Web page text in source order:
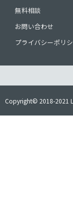
無料相談
お問い合わせ
プライバシーポリ
Copyright© 2018-2021